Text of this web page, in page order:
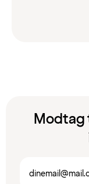
Modtag